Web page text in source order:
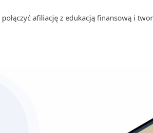
afiliację z edukacją finansową i